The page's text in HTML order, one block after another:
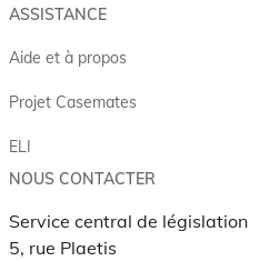
ASSISTANCE
Aide et à propos
Projet Casemates
ELI
NOUS CONTACTER
Service central de législation
5, rue Plaetis